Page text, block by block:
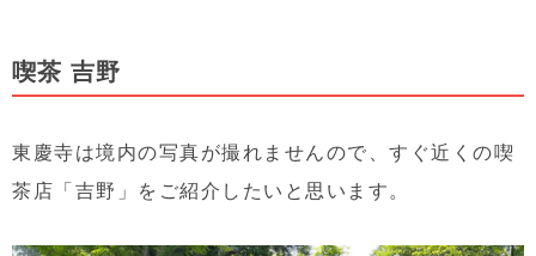
喫茶 吉野
東慶寺は境内の写真が撮れませんので、すぐ近くの喫
茶店「吉野」をご紹介したいと思います。